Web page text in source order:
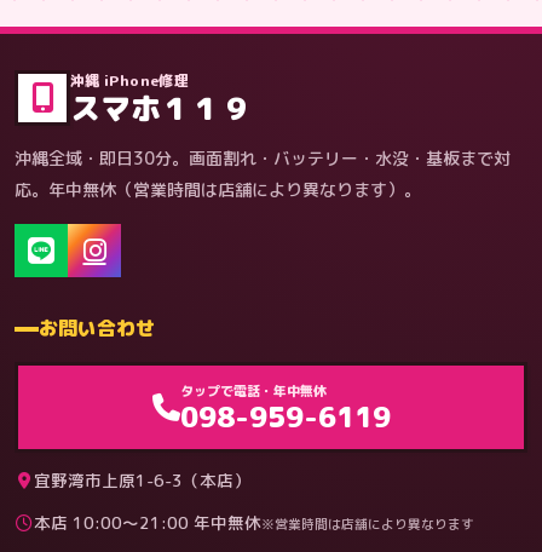
症状・内容から
沖縄 iPhone修理
スマホ１１９
沖縄全域・即日30分。画面割れ・バッテリー・水没・基板まで対
応。年中無休（営業時間は店舗により異なります）。
お問い合わせ
タップで電話・年中無休
098-959-6119
宜野湾市上原1-6-3（本店）
本店 10:00〜21:00 年中無休※営業時間は店舗により異なります